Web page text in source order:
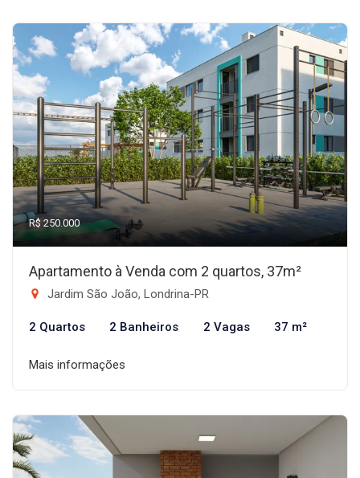
R$ 250.000
Apartamento à Venda com 2 quartos, 37m²
Jardim São João, Londrina-PR
2 Quartos 2 Banheiros 2 Vagas 37 m²
Mais informações